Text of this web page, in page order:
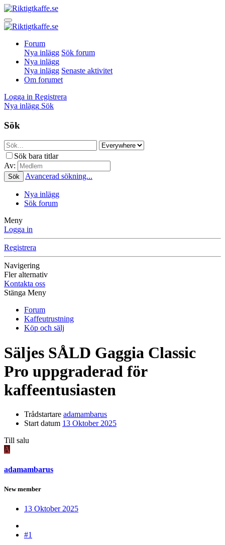
Forum
Nya inlägg Sök forum
Nya inlägg
Nya inlägg Senaste aktivitet
Om forumet
Logga in Registrera
Nya inlägg Sök
Sök
Sök bara titlar
Av:
Sök Avancerad sökning...
Nya inlägg
Sök forum
Meny
Logga in
Registrera
Navigering
Fler alternativ
Kontakta oss
Stänga Meny
Forum
Kaffeutrustning
Köp och sälj
Säljes SÅLD Gaggia Classic
Pro uppgraderad för
kaffeentusiasten
Trådstartare adamambarus
Start datum 13 Oktober 2025
Till salu
A
adamambarus
New member
13 Oktober 2025
#1